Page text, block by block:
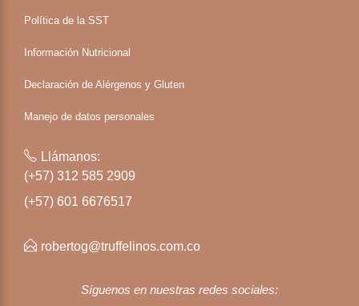
Política de la SST
Información Nutricional
Declaración de Alérgenos y Gluten
Manejo de datos personales
Llámanos:
(+57) 312 585 2909
(+57) 601 6676517
robertog@truffelinos.com.co
Síguenos en nuestras redes sociales: